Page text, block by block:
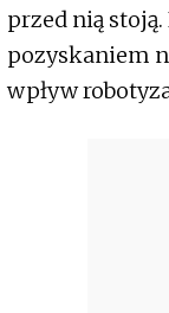
przed nią
pozyskaniem
wpływ